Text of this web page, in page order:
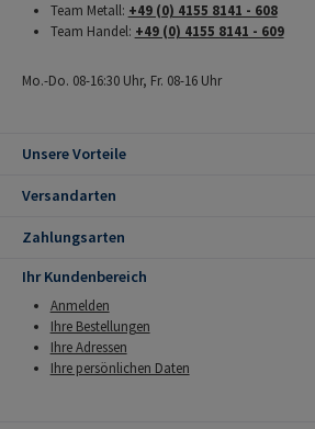
Team Metall: +49 (0) 4155 8141 - 608
Team Handel: +49 (0) 4155 8141 - 609
Mo.-Do. 08-16:30 Uhr, Fr. 08-16 Uhr
Unsere Vorteile
Versandarten
Zahlungsarten
Ihr Kundenbereich
Anmelden
Ihre Bestellungen
Ihre Adressen
Ihre persönlichen Daten